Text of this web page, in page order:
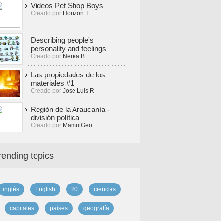
Videos Pet Shop Boys
Creado por Horizon T
Describing people's
personality and feelings
Creado por Nerea B
Las propiedades de los
materiales #1
Creado por Jose Luis R
Región de la Araucanía -
división política
Creado por MamutGeo
topics
inglés English 20 ciencias
capitales países geografía